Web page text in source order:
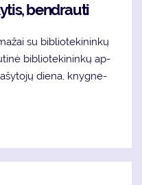
ben­drau­ti
su bib­lio­te­ki­nin­kų
bib­lio­te­ki­nin­kų ap­
die­na, knyg­ne­